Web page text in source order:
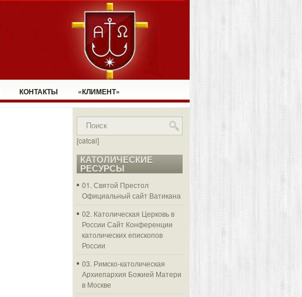
КОНТАКТЫ «КЛИМЕНТ»
[catcal]
КАТОЛИЧЕСКИЕ
РЕСУРСЫ
01. Святой Престол
Официальный сайт Ватикана
02. Католическая Церковь в
России Сайт Конференции
католических епископов
России
03. Римско-католическая
Архиепархия Божией Матери
в Москве